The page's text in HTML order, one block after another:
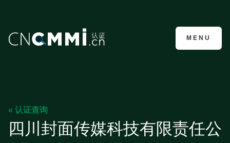
CMMI认证咨询
MENU
« 认证查询
四川封面传媒科技有限责任公